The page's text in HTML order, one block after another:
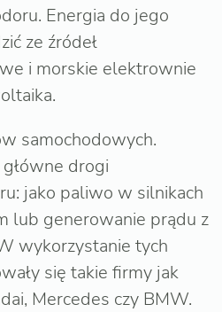
Energia do jego
ze źródeł
i morskie elektrownie
samochodowych.
drogi
jako paliwo w silnikach
lub generowanie prądu z
wykorzystanie tych
się takie firmy jak
Mercedes czy BMW.